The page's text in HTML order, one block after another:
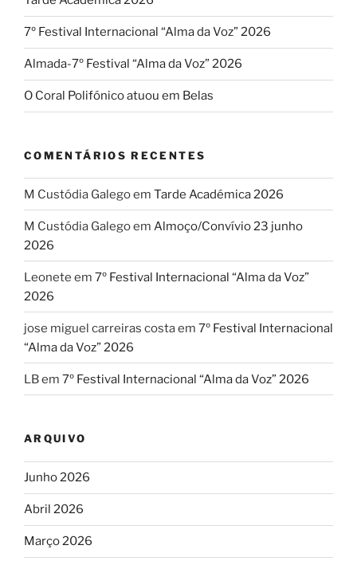
7º Festival Internacional “Alma da Voz” 2026
Almada-7º Festival “Alma da Voz” 2026
O Coral Polifónico atuou em Belas
COMENTÁRIOS RECENTES
M Custódia Galegoem Tarde Académica 2026
M Custódia Galegoem Almoço/Convívio 23 junho
2026
Leonete em 7º Festival Internacional “Alma da Voz”
2026
jose miguel carreiras costaem 7º Festival Internacional
“Alma da Voz” 2026
LBem 7º Festival Internacional “Alma da Voz” 2026
ARQUIVO
Junho 2026
Abril 2026
Março 2026